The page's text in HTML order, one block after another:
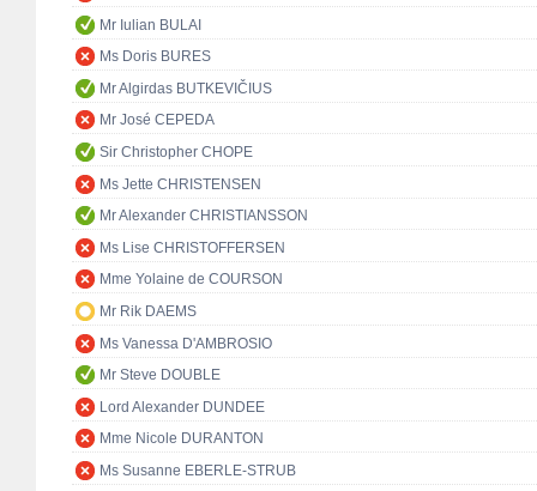
Mr Iulian BULAI
Ms Doris BURES
Mr Algirdas BUTKEVIČIUS
Mr José CEPEDA
Sir Christopher CHOPE
Ms Jette CHRISTENSEN
Mr Alexander CHRISTIANSSON
Ms Lise CHRISTOFFERSEN
Mme Yolaine de COURSON
Mr Rik DAEMS
Ms Vanessa D'AMBROSIO
Mr Steve DOUBLE
Lord Alexander DUNDEE
Mme Nicole DURANTON
Ms Susanne EBERLE-STRUB